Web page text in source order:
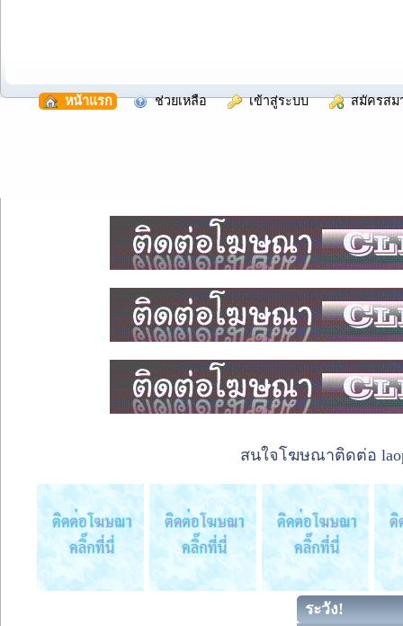
หน้าแรก ช่วยเหลือ เข้าสู่ระบบ สมัครสม
สนใจโฆษณาติดต่อ
ระวัง!